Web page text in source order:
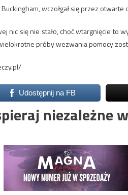
Buckingham, wczołgał się przez
nic się nie stało, choć wtargnięcie to
próby wezwania pomocy
Udostępnij na FB
niezależne